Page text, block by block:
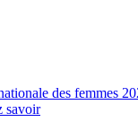
des femmes
savoir